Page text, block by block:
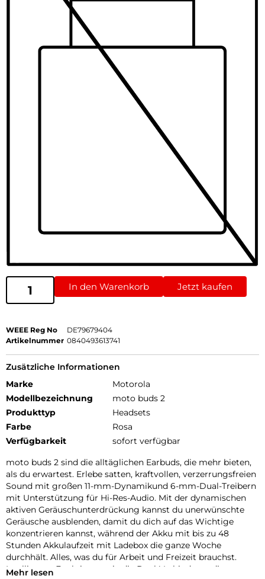
In den Warenkorb Jetzt kaufen
WEEE Reg No
DE79679404
Artikelnummer 0840493613741
Zusätzliche Informationen
Marke
Motorola
Modellbezeichnung
moto buds 2
Produkttyp
Headsets
Farbe
Rosa
Verfügbarkeit
sofort verfügbar
moto buds 2 sind die alltäglichen Earbuds, die mehr bieten,
als du erwartest. Erlebe satten, kraftvollen, verzerrungsfreien
Sound mit großen 11-mm-Dynamikund 6-mm-Dual-Treibern
mit Unterstützung für Hi-Res-Audio. Mit der dynamischen
aktiven Geräuschunterdrückung kannst du unerwünschte
Geräusche ausblenden, damit du dich auf das Wichtige
konzentrieren kannst, während der Akku mit bis zu 48
Stunden Akkulaufzeit mit Ladebox die ganze Woche
durchhält. Alles, was du für Arbeit und Freizeit brauchst.
Intelligente Funktionen wie die Dual-Verbindung, die
Mehr lesen